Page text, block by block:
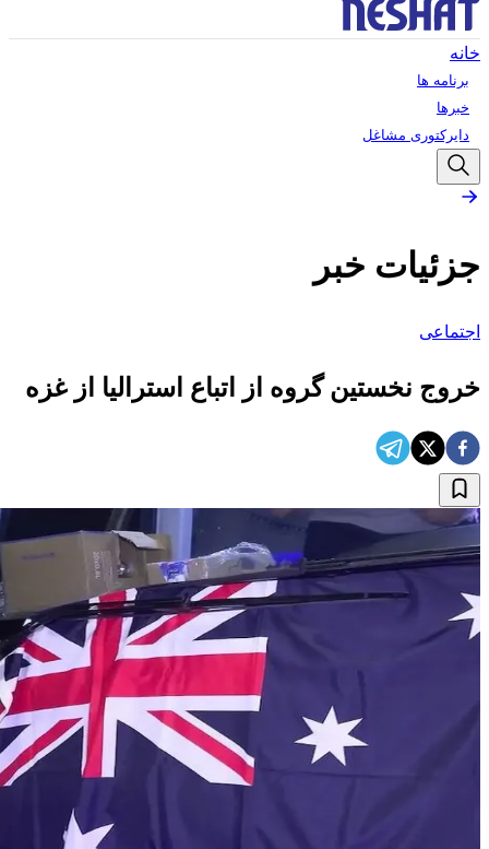
خانه
برنامه ها
خبرها
دایرکتوری مشاغل
جزئیات خبر
اجتماعی
خروج نخستین گروه از اتباع استرالیا از غزه